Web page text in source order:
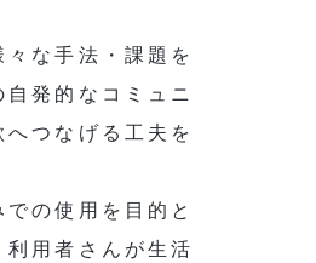
な手法・課題を
発的なコミュニ
つなげる工夫を
の使用を目的と
用者さんが生活